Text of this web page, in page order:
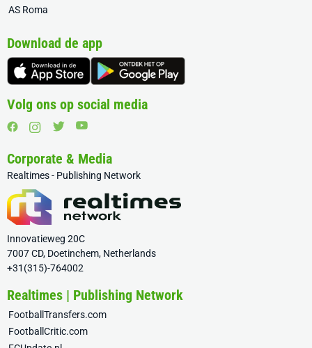
AS Roma
Download de app
Volg ons op social media
Corporate & Media
Realtimes - Publishing Network
Innovatieweg 20C
7007 CD, Doetinchem, Netherlands
+31(315)-764002
Realtimes | Publishing Network
FootballTransfers.com
FootballCritic.com